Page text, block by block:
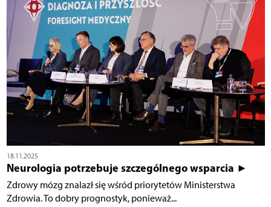
18.11.2025
Neurologia potrzebuje szczególnego wsparcia ►
Zdrowy mózg znalazł się wśród priorytetów Ministerstwa
Zdrowia. To dobry prognostyk, ponieważ...